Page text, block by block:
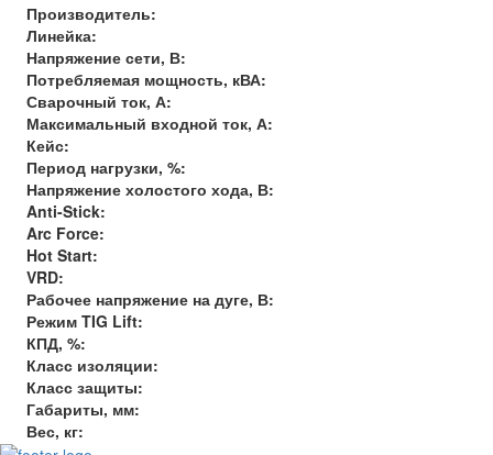
Производитель:
Линейка:
Напряжение сети, В:
Потребляемая мощность, кВА:
Сварочный ток, А:
Максимальный входной ток, А:
Кейс:
Период нагрузки, %:
Напряжение холостого хода, В:
Anti-Stick:
Arc Force:
Hot Start:
VRD:
Рабочее напряжение на дуге, В:
Режим TIG Lift:
КПД, %:
Класс изоляции:
Класс защиты:
Габариты, мм:
Вес, кг: